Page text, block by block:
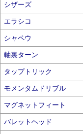
シザーズ
エラシコ
シャペウ
軸裏ターン
タップトリック
モメンタムドリブル
マグネットフィート
バレットヘッド